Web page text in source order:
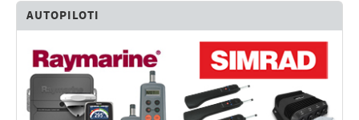
AUTOPILOTI